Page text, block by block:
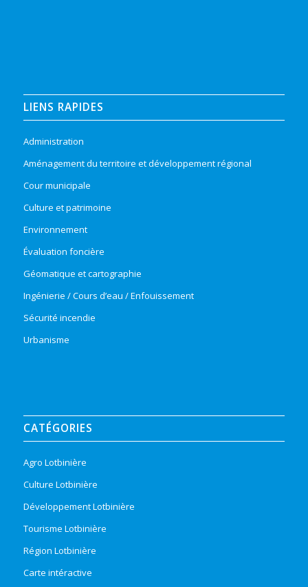
LIENS RAPIDES
Administration
Aménagement du territoire et développement régional
Cour municipale
Culture et patrimoine
Environnement
Évaluation foncière
Géomatique et cartographie
Ingénierie / Cours d’eau / Enfouissement
Sécurité incendie
Urbanisme
CATÉGORIES
Agro Lotbinière
Culture Lotbinière
Développement Lotbinière
Tourisme Lotbinière
Région Lotbinière
Carte intéractive